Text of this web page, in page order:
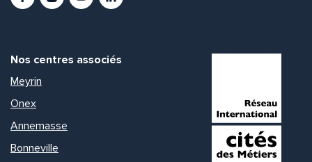
Nos centres associés
Meyrin
Onex
Annemasse
Bonneville